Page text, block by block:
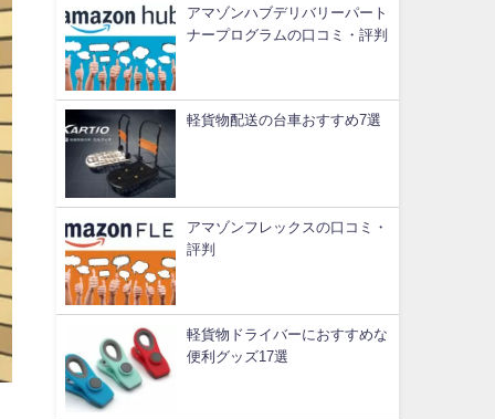
アマゾンハブデリバリーパート
ナープログラムの口コミ・評判
軽貨物配送の台車おすすめ7選
アマゾンフレックスの口コミ・
評判
軽貨物ドライバーにおすすめな
便利グッズ17選